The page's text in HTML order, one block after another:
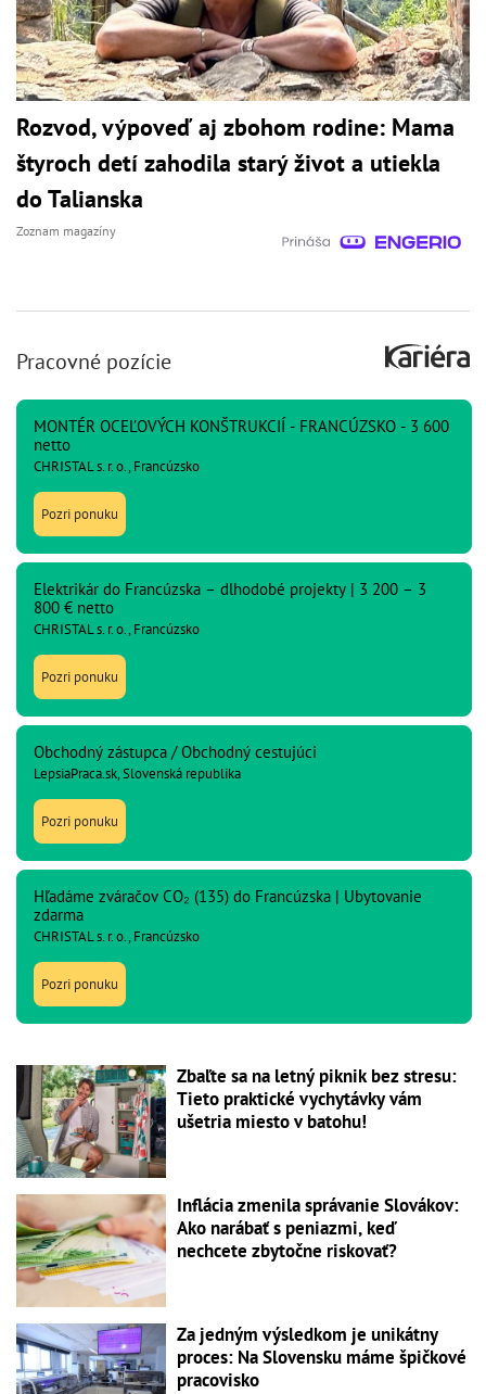
Rozvod, výpoveď aj zbohom rodine: Mama
štyroch detí zahodila starý život a utiekla
do Talianska
Zoznam magazíny
Pracovné pozície
MONTÉR OCEĽOVÝCH KONŠTRUKCIÍ - FRANCÚZSKO - 3 600
netto
CHRISTAL s. r. o., Francúzsko
Pozri ponuku
Elektrikár do Francúzska – dlhodobé projekty | 3 200 – 3
800 € netto
CHRISTAL s. r. o., Francúzsko
Pozri ponuku
Obchodný zástupca / Obchodný cestujúci
LepsiaPraca.sk, Slovenská republika
Pozri ponuku
Hľadáme zváračov CO₂ (135) do Francúzska | Ubytovanie
zdarma
CHRISTAL s. r. o., Francúzsko
Pozri ponuku
Zbaľte sa na letný piknik bez stresu:
Tieto praktické vychytávky vám
ušetria miesto v batohu!
Inflácia zmenila správanie Slovákov:
Ako narábať s peniazmi, keď
nechcete zbytočne riskovať?
Za jedným výsledkom je unikátny
proces: Na Slovensku máme špičkové
pracovisko